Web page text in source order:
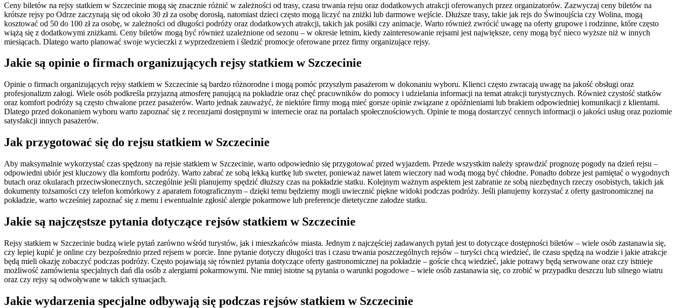
Ceny biletów na rejsy statkiem w Szczecinie mogą się znacznie różnić w zależności od trasy, czasu trwania rejsu oraz dodatkowych atrakcji oferowanych przez organizatorów. Zazwyczaj ceny biletów na
krótsze rejsy po Odrze zaczynają się od około 30 zł za osobę dorosłą, natomiast dzieci często mogą liczyć na zniżki lub darmowe wejście. Dłuższe trasy, takie jak rejs do Świnoujścia czy Wolina, mogą
kosztować od 50 do 100 zł za osobę, w zależności od długości podróży oraz dodatkowych atrakcji, takich jak posiłki czy animacje. Warto również zwrócić uwagę na oferty grupowe i rodzinne, które często
wiążą się z dodatkowymi zniżkami. Ceny biletów mogą być również uzależnione od sezonu – w okresie letnim, kiedy zainteresowanie rejsami jest największe, ceny mogą być nieco wyższe niż w innych
miesiącach. Dlatego warto planować swoje wycieczki z wyprzedzeniem i śledzić promocje oferowane przez firmy organizujące rejsy.
Jakie są opinie o firmach organizujących rejsy statkiem w Szczecinie
Opinie o firmach organizujących rejsy statkiem w Szczecinie są bardzo różnorodne i mogą pomóc przyszłym pasażerom w dokonaniu wyboru. Klienci często zwracają uwagę na jakość obsługi oraz
profesjonalizm załogi. Wiele osób podkreśla przyjazną atmosferę panującą na pokładzie oraz chęć pracowników do pomocy i udzielania informacji na temat atrakcji turystycznych. Również czystość statków
oraz komfort podróży są często chwalone przez pasażerów. Warto jednak zauważyć, że niektóre firmy mogą mieć gorsze opinie związane z opóźnieniami lub brakiem odpowiedniej komunikacji z klientami.
Dlatego przed dokonaniem wyboru warto zapoznać się z recenzjami dostępnymi w internecie oraz na portalach społecznościowych. Opinie te mogą dostarczyć cennych informacji o jakości usług oraz poziomie
satysfakcji innych pasażerów.
Jak przygotować się do rejsu statkiem w Szczecinie
Aby maksymalnie wykorzystać czas spędzony na rejsie statkiem w Szczecinie, warto odpowiednio się przygotować przed wyjazdem. Przede wszystkim należy sprawdzić prognozę pogody na dzień rejsu –
odpowiedni ubiór jest kluczowy dla komfortu podróży. Warto zabrać ze sobą lekką kurtkę lub sweter, ponieważ nawet latem wieczory nad wodą mogą być chłodne. Ponadto dobrze jest pamiętać o wygodnych
butach oraz okularach przeciwsłonecznych, szczególnie jeśli planujemy spędzić dłuższy czas na pokładzie statku. Kolejnym ważnym aspektem jest zabranie ze sobą niezbędnych rzeczy osobistych, takich jak
dokumenty tożsamości czy telefon komórkowy z aparatem fotograficznym – dzięki temu będziemy mogli uwiecznić piękne widoki podczas podróży. Jeśli planujemy korzystać z oferty gastronomicznej na
pokładzie, warto wcześniej zapoznać się z menu i ewentualnie zgłosić alergie pokarmowe lub preferencje dietetyczne załodze statku.
Jakie są najczęstsze pytania dotyczące rejsów statkiem w Szczecinie
Rejsy statkiem w Szczecinie budzą wiele pytań zarówno wśród turystów, jak i mieszkańców miasta. Jednym z najczęściej zadawanych pytań jest to dotyczące dostępności biletów – wiele osób zastanawia się,
czy lepiej kupić je online czy bezpośrednio przed rejsem w porcie. Inne pytanie dotyczy długości tras i czasu trwania poszczególnych rejsów – turyści chcą wiedzieć, ile czasu spędzą na wodzie i jakie atrakcje
będą mieli okazję zobaczyć podczas podróży. Często pojawiają się również pytania dotyczące oferty gastronomicznej na pokładzie – goście chcą wiedzieć, jakie potrawy będą serwowane oraz czy istnieje
możliwość zamówienia specjalnych dań dla osób z alergiami pokarmowymi. Nie mniej istotne są pytania o warunki pogodowe – wiele osób zastanawia się, co zrobić w przypadku deszczu lub silnego wiatru
oraz czy rejsy są odwoływane w takich sytuacjach.
Jakie wydarzenia specjalne odbywają się podczas rejsów statkiem w Szczecinie